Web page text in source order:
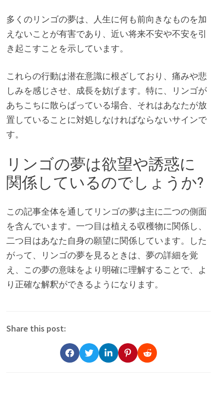
多くのリンゴの夢は、人生に何も前向きなものを加
えないことが有害であり、近い将来不安や不安を引
き起こすことを示しています。
これらの行動は潜在意識に根ざしており、痛みや悲
しみを感じさせ、成長を妨げます。特に、リンゴが
あちこちに散らばっている場合、それはあなたが放
置していることに対処しなければならないサインで
す。
リンゴの夢は欲望や誘惑に
関係しているのでしょうか?
この記事全体を通してリンゴの夢は主に二つの側面
を含んでいます。一つ目は植える収穫物に関係し、
二つ目はあなた自身の願望に関係しています。した
がって、リンゴの夢を見るときは、夢の詳細を覚
え、この夢の意味をより明確に理解することで、よ
り正確な解釈ができるようになります。
Share this post: